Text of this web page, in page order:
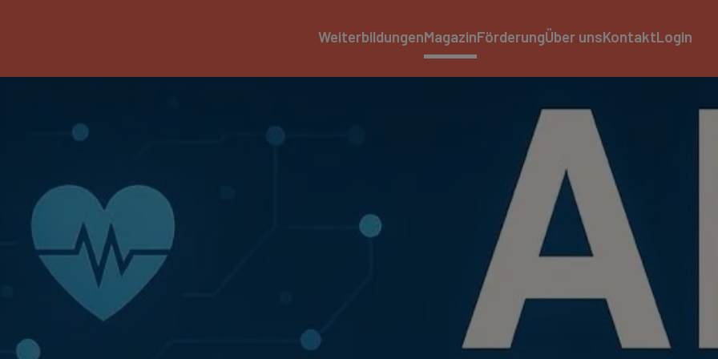
WeiterbildungenMagazinFörderungÜber unsKontaktLogin